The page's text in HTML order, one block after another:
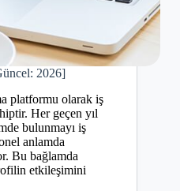
2026]
platformu olarak iş
Her geçen yıl
bulunmayı iş
anlamda
Bu bağlamda
etkileşimini